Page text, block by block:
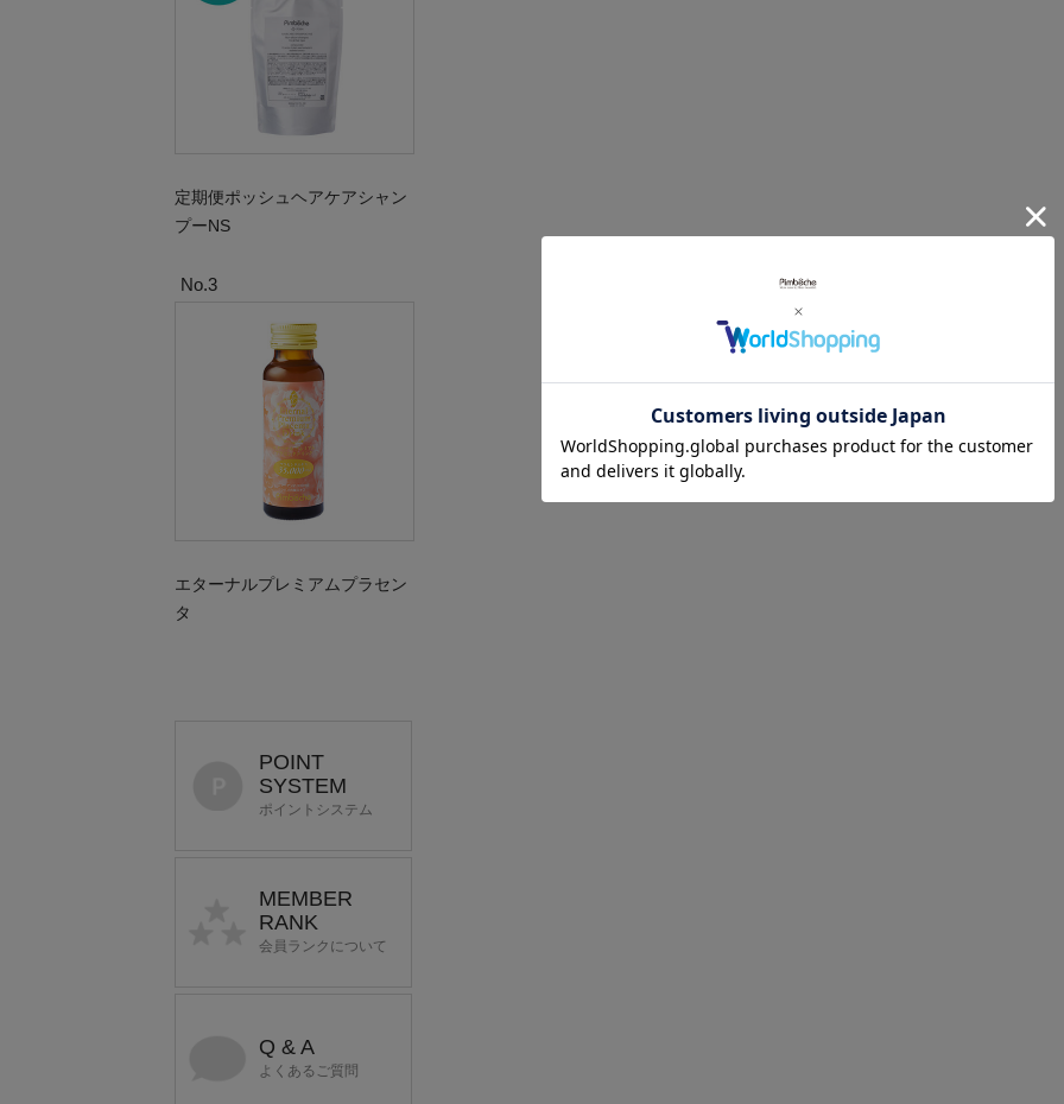
定期便ポッシュヘアケアシャン
プーNS
No.3
エターナルプレミアムプラセン
タ
POINT
SYSTEM
ポイントシステム
MEMBER
RANK
会員ランクについて
Q & A
よくあるご質問